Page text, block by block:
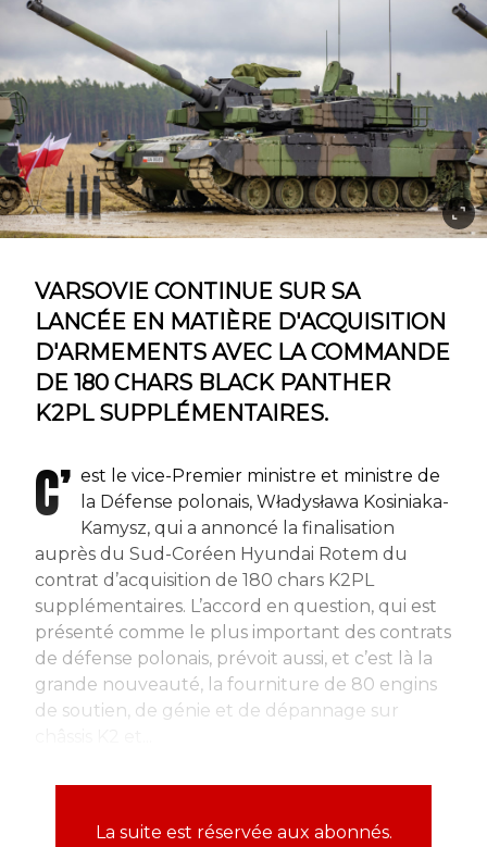
VARSOVIE CONTINUE SUR SA
LANCÉE EN MATIÈRE D'ACQUISITION
D'ARMEMENTS AVEC LA COMMANDE
DE 180 CHARS BLACK PANTHER
K2PL SUPPLÉMENTAIRES.
C’ est le vice-Premier ministre et ministre de
la Défense polonais, Władysława Kosiniaka-
Kamysz, qui a annoncé la finalisation
auprès du Sud-Coréen Hyundai Rotem du
contrat d’acquisition de 180 chars K2PL
supplémentaires. L’accord en question, qui est
présenté comme le plus important des contrats
de défense polonais, prévoit aussi, et c’est là la
grande nouveauté, la fourniture de 80 engins
de soutien, de génie et de dépannage sur
La suite est réservée aux abonnés.